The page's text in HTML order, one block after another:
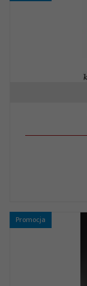
Promocja